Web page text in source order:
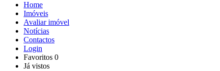
Home
Imóveis
Avaliar imóvel
Notícias
Contactos
Login
Favoritos 0
Já vistos